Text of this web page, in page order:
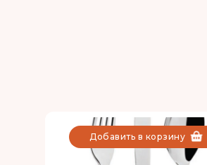
Добавить в корзину